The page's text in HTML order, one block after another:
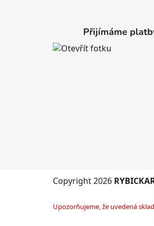
Přijímáme
Copyright 2026
Upozorňujeme, že uvedená